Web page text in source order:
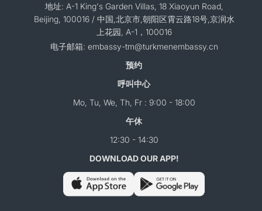
地址: A-1 King's Garden Villas, 18 Xiaoyun Road,
Beijing, 100016 / 中国,北京市,朝阳区霄云路18号,京润水
上花园, A-1，100016
电子邮箱: embassy-tm@turkmenembassy.cn
预约
呼叫中心
Mo, Tu, We, Th, Fr : 9:00 - 18:00
午休
12:30 - 14:30
DOWNLOAD OUR APP!